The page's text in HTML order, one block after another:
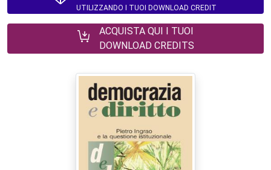
UTILIZZANDO I TUOI DOWNLOAD CREDIT
ACQUISTA QUI I TUOI
DOWNLOAD CREDITS